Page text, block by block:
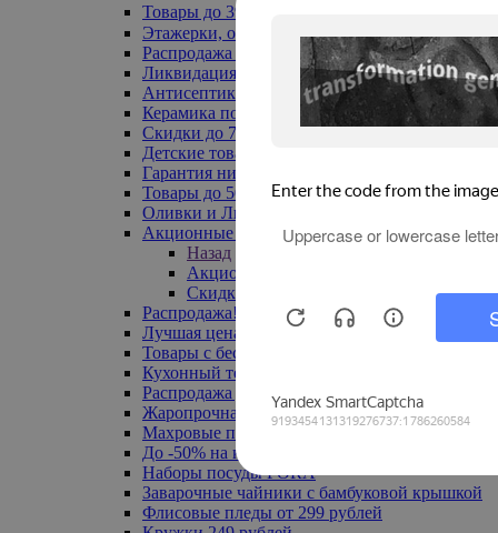
Товары до 399₽
Этажерки, обувницы
Распродажа текстиля до -50%
Ликвидация до -70%
Антисептики
Керамика по 129 руб
Скидки до 70%
Детские товары
Гарантия низкой цены
Товары до 500 руб
Оливки и Лимоны
Акционные товары
Назад
Акционные товары
Скидка 20% по промокоду
Распродажа! Ульяновск до -70%
Лучшая цена
Товары с бесплатной доставкой
Кухонный текстиль
Распродажа до -50%
Жаропрочная посуда
Махровые полотенца
До -50% на ковры
Наборы посуды FORA
Заварочные чайники с бамбуковой крышкой
Флисовые пледы от 299 рублей